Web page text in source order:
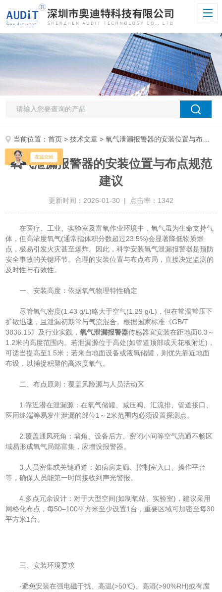
当前位置：首页 >技术文章 > 氧气泄漏报警器的安装位置与布点规范建议
氧气泄漏报警器的安装位置与布点规范
建议
更新时间：2026-01-30 | 点击率：1342
在医疗、工业、实验室及富氧作业环境中，氧气虽为生命支持气
体，但高浓度氧气(通常指体积分数超过23.5%)会显著降低物质燃
点，极易引发火灾甚至爆炸。因此，科学安装氧气泄漏报警器是预防
安全事故的关键环节。合理的安装位置与布点布局，直接决定监测的
及时性与有效性。
一、安装高度：依据氧气物理特性确定
尽管氧气密度(1.43 g/L)略大于空气(1.29 g/L)，但在常温常压下
扩散迅速，且泄漏初期常与气流混合。根据国家标准《GB/T
3836.15》及行业实践，氧气泄漏报警器传感器宜安装在距地面0.3～
1.2米的高度范围内。若泄漏源位于高处(如管道顶部或天花板附近)，
可适当提高至1.5米；若来自地面设备或液氧储罐，则优先靠近地面
布设，以捕捉积聚的高浓度氧气。
二、布点原则：覆盖风险源与人员活动区
1.靠近潜在泄漏源：在氧气储罐、减压阀、汇流排、管道接口、
医用终端等易发生泄漏的部位1～2米范围内必须设置探测点。
2.覆盖通风死角：墙角、设备后方、密闭小间等空气流通不畅区
域易形成氧气局部富集，应增设报警器。
3.人员密集或关键通道：如病房走廊、控制室入口、操作平台
等，确保人员能第一时间接收到声光警报。
4.多点冗余设计：对于大型空间(如制氧站、实验室)，建议采用
网格化布点，每50–100平方米至少设置1台，重要区域可加密至每30
平方米1台。
三、安装环境要求
-避免安装在强电磁干扰、高温(>50℃)、高湿(>90%RH)或有腐